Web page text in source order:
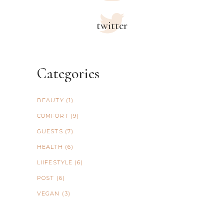
twitter
Categories
BEAUTY (1)
COMFORT (9)
GUESTS (7)
HEALTH (6)
LIIFESTYLE (6)
POST (6)
VEGAN (3)